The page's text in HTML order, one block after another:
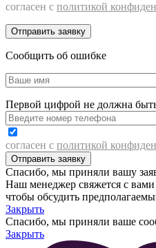
согласен с политикой
Сообщить об ошибке
Первой цифрой не должна
согласен с политикой
Спасибо, мы приняли вашу
Наш менеджер свяжется с
чтобы обсудить
Закрыть
Спасибо, мы приняли ваше
Закрыть